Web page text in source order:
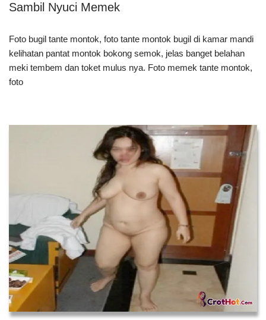
Sambil Nyuci Memek
Foto bugil tante montok, foto tante montok bugil di kamar mandi
kelihatan pantat montok bokong semok, jelas banget belahan
meki tembem dan toket mulus nya. Foto memek tante montok,
foto